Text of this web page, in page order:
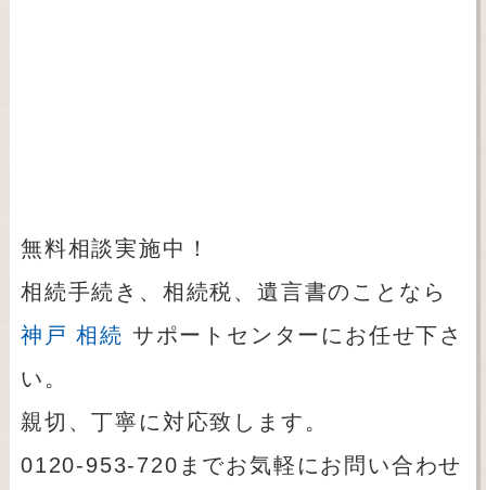
無料相談実施中！
相続手続き、相続税、遺言書のことなら
神戸 相続 サポートセンターにお任せ下さ
い。
親切、丁寧に対応致します。
0120-953-720までお気軽にお問い合わせ